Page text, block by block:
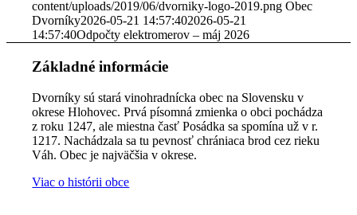
content/uploads/2019/06/dvorniky-logo-2019.png Obec
Dvorníky2026-05-21 14:57:402026-05-21
14:57:40Odpočty elektromerov – máj 2026
Základné informácie
Dvorníky sú stará vinohradnícka obec na Slovensku v
okrese Hlohovec. Prvá písomná zmienka o obci pochádza
z roku 1247, ale miestna časť Posádka sa spomína už v r.
1217. Nachádzala sa tu pevnosť chrániaca brod cez rieku
Váh. Obec je najväčšia v okrese.
Viac o histórii obce